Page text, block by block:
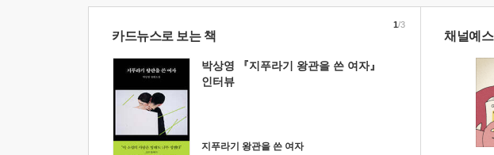
카드뉴스로 보는 책
박상영 『지푸라기 왕관을 쓴 여자』
인터뷰
지푸라기 왕관을 쓴 여자
1/3
채널예스